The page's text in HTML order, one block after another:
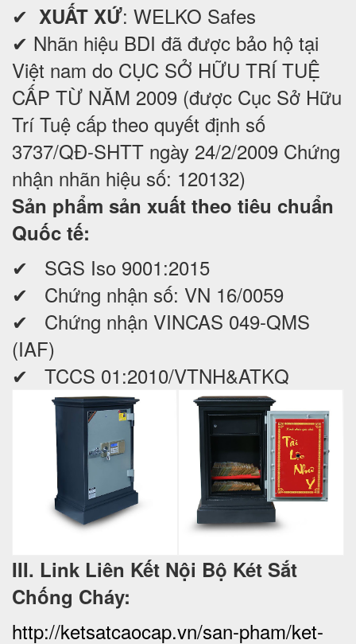
✔ XUẤT XỨ: WELKO Safes
✔ Nhãn hiệu BDI đã được bảo hộ tại
Việt nam do CỤC SỞ HỮU TRÍ TUỆ
CẤP TỪ NĂM 2009 (được Cục Sở Hữu
Trí Tuệ cấp theo quyết định số
3737/QĐ-SHTT ngày 24/2/2009 Chứng
nhận nhãn hiệu số: 120132)
Sản phẩm sản xuất theo tiêu chuẩn
Quốc tế:
✔ SGS Iso 9001:2015
✔ Chứng nhận số: VN 16/0059
✔ Chứng nhận VINCAS 049-QMS
(IAF)
✔ TCCS 01:2010/VTNH&ATKQ
III. Link Liên Kết Nội Bộ Két Sắt
Chống Cháy:
http://ketsatcaocap.vn/san-pham/ket-